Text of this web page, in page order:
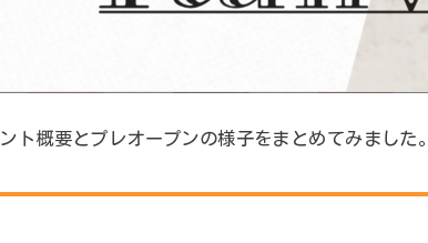
ト概要とプレオープンの様子をまとめてみました。